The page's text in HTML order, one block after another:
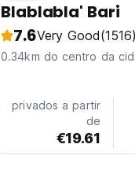
Blablabla' Bari
7.6Very Good(1516)
0.34km do centro da
privados a partir
de
€19.61